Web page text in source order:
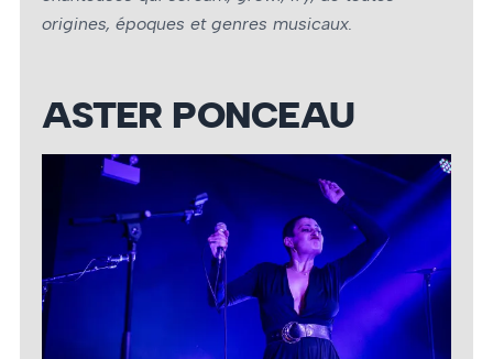
origines, époques et genres musicaux.
ASTER PONCEAU